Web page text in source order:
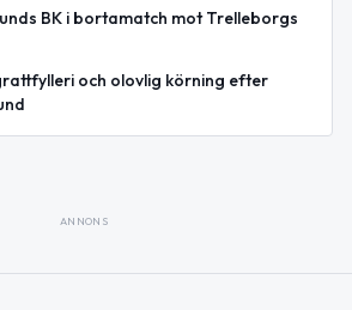
BK i bortamatch mot Trelleborgs
och olovlig körning efter
ANNONS